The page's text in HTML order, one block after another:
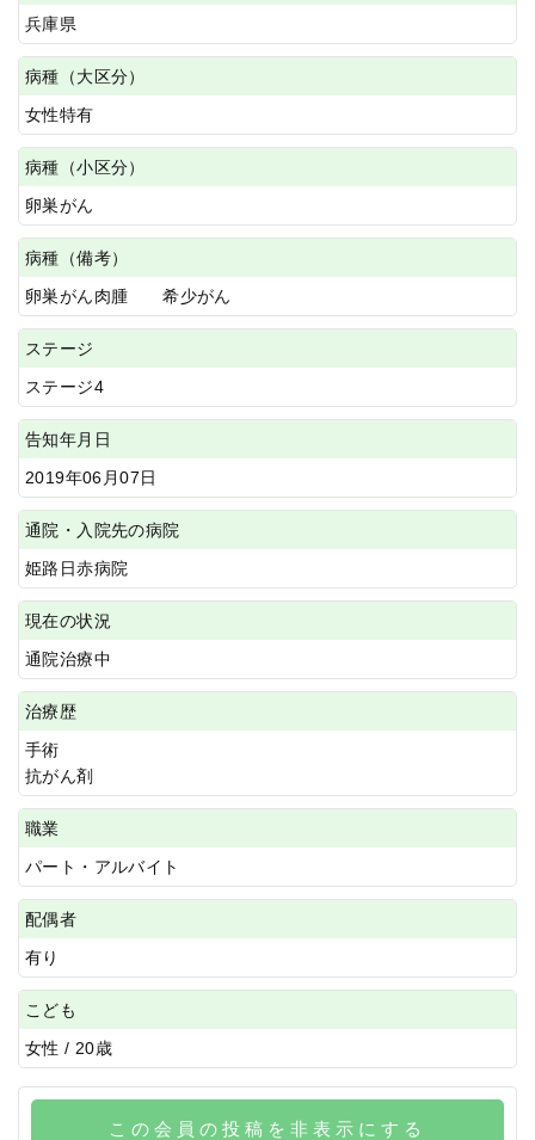
兵庫県
病種（大区分）
女性特有
病種（小区分）
卵巣がん
病種（備考）
卵巣がん肉腫 希少がん
ステージ
ステージ4
告知年月日
2019年06月07日
通院・入院先の病院
姫路日赤病院
現在の状況
通院治療中
治療歴
手術
抗がん剤
職業
パート・アルバイト
配偶者
有り
こども
女性 / 20歳
この会員の投稿を非表示にする